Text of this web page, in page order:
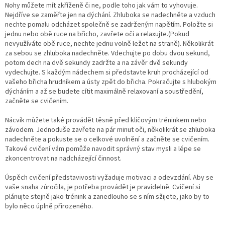
Nohy můžete mít zkříženě či ne, podle toho jak vám to vyhovuje.
Nejdříve se zaměřte jen na dýchání. Zhluboka se nadechněte a vzduch
nechte pomalu odcházet společně se zadrženým napětím. Položte si
jednu nebo obě ruce na břicho, zavřete oči a relaxujte.(Pokud
nevyužíváte obě ruce, nechte jednu volně ležet na straně). Několikrát
za sebou se zhluboka nadechněte. Vdechujte po dobu dvou sekund,
potom dech na dvě sekundy zadržte a na závěr dvě sekundy
vydechujte. S každým nádechem si představte kruh procházející od
vašeho břicha hrudníkem a ústy zpět do břicha. Pokračujte s hlubokým
dýcháním a až se budete cítit maximálně relaxovaní a soustředění,
začněte se cvičením.
Nácvik můžete také provádět těsně před klíčovým tréninkem nebo
závodem. Jednoduše zavřete na pár minut oči, několikrát se zhluboka
nadechněte a pokuste se o celkové uvolnění a začněte se cvičením.
Takové cvičení vám pomůže navodit správný stav mysli a lépe se
zkoncentrovat na nadcházející činnost.
Úspěch cvičení představivosti vyžaduje motivaci a odevzdání. Aby se
vaše snaha zúročila, je potřeba provádět je pravidelně. Cvičení si
plánujte stejně jako trénink a zanedlouho se s ním sžijete, jako by to
bylo něco úplně přirozeného.